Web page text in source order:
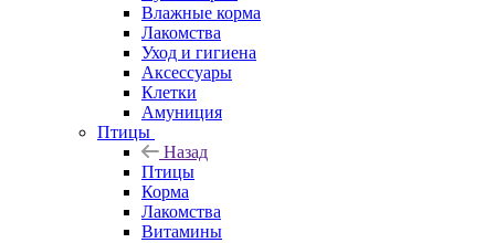
Влажные корма
Лакомства
Уход и гигиена
Аксессуары
Клетки
Амуниция
Птицы
Назад
Птицы
Корма
Лакомства
Витамины